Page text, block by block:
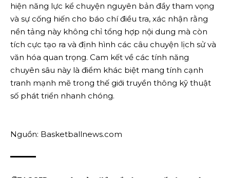
hiện năng lực kể chuyện nguyên bản đầy tham vọng
và sự cống hiến cho báo chí điều tra, xác nhận rằng
nền tảng này không chỉ tổng hợp nội dung mà còn
tích cực tạo ra và định hình các câu chuyện lịch sử và
văn hóa quan trọng. Cam kết về các tính năng
chuyên sâu này là điểm khác biệt mang tính cạnh
tranh mạnh mẽ trong thế giới truyền thông kỹ thuật
số phát triển nhanh chóng.
Nguồn: Basketballnews.com